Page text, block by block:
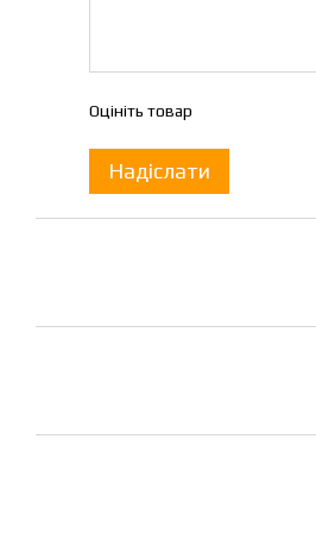
Оцініть товар
Надіслати